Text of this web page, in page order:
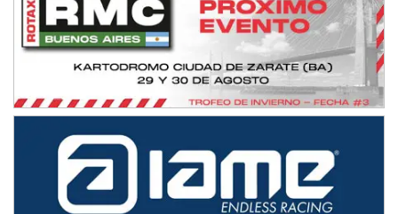
VICTORIENSE - F7
El Cerro (Tierra)
Victoria (Entre Ríos)
PATAGONICO - F6
Gral. E. Godoy (Río Negro)
Juventud Unida (Tierra)
Humboldt (Santa Fe)